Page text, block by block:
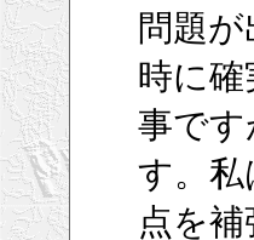
問題
時に
事です
す。
点を